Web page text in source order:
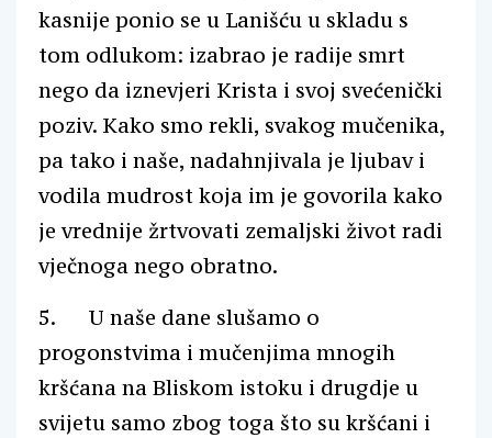
kasnije ponio se u Lanišću u skladu s
tom odlukom: izabrao je radije smrt
nego da iznevjeri Krista i svoj svećenički
poziv. Kako smo rekli, svakog mučenika,
pa tako i naše, nadahnjivala je ljubav i
vodila mudrost koja im je govorila kako
je vrednije žrtvovati zemaljski život radi
vječnoga nego obratno.
5. U naše dane slušamo o
progonstvima i mučenjima mnogih
kršćana na Bliskom istoku i drugdje u
svijetu samo zbog toga što su kršćani i